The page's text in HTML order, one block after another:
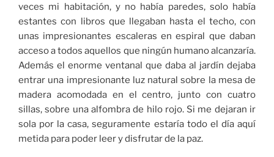
veces mi habitación, y no había paredes, solo había
estantes con libros que llegaban hasta el techo, con
unas impresionantes escaleras en espiral que daban
acceso a todos aquellos que ningún humano alcanzaría.
Además el enorme ventanal que daba al jardín dejaba
entrar una impresionante luz natural sobre la mesa de
madera acomodada en el centro, junto con cuatro
sillas, sobre una alfombra de hilo rojo. Si me dejaran ir
sola por la casa, seguramente estaría todo el día aquí
metida para poder leer y disfrutar de la paz.